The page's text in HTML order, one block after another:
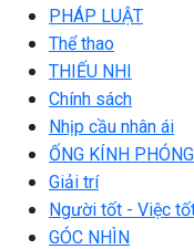
PHÁP LUẬT
Thể thao
THIẾU NHI
Chính sách
Nhịp cầu nhân ái
ỐNG KÍNH
Giải trí
Người tốt - Việc
GÓC NHÌN